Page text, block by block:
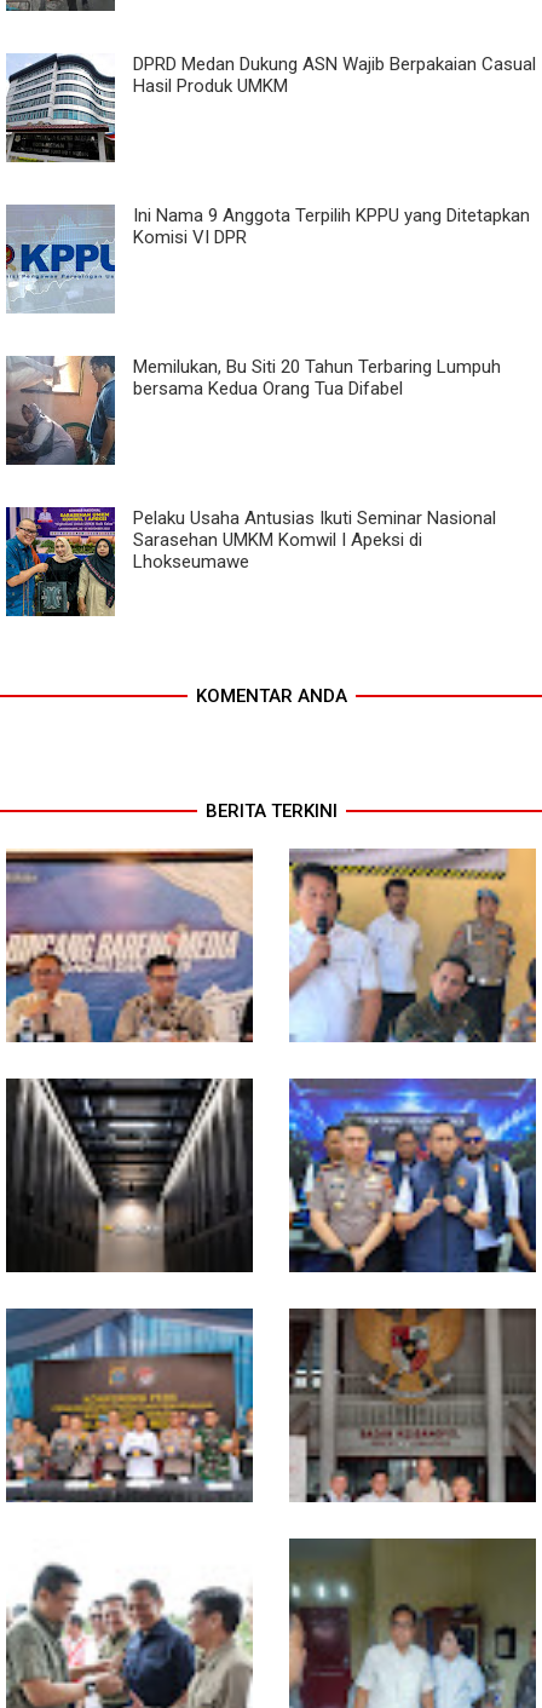
DPRD Medan Dukung ASN Wajib Berpakaian Casual
Hasil Produk UMKM
Ini Nama 9 Anggota Terpilih KPPU yang Ditetapkan
Komisi VI DPR
Memilukan, Bu Siti 20 Tahun Terbaring Lumpuh
bersama Kedua Orang Tua Difabel
Pelaku Usaha Antusias Ikuti Seminar Nasional
Sarasehan UMKM Komwil I Apeksi di
Lhokseumawe
KOMENTAR ANDA
BERITA TERKINI
Ekonomi Sumut Triwulan II
2026 berkisar 5,06 Persen, BI :
Konsumsi RT dan
Perdagangan CPO
Penyumbang Tertinggi
Polresta Deliserdang
Musnahkan 1,2 Kilo Gram
Sabu-sabu: Tiga Tersangka
Gagal Edarkan Ribuan Dosis
Narkoba
Indosat, Ooredoo Group,
Nokia, dan NVIDIA Luncurkan
Zankore by Indosat, Siap
Layani Kawasan Asia-Pasifik
dengan Platform Infrastruktur
AI Terintegerasi
Polda Sumut Bongkar Sindikat
Scamming Internasional di
Apartemen Medan, Korban
Rugi Rp6,7 Miliar
Selama 300 Hari, Polrestabes
Medan Tangkap 1.434
Tersangka Narkoba
MIO Indonesia Sumut Resmi
Daftarkan Organisasi ke
Kesbangpol, Langkah Awal
Perkuat Profesionalisme
Media Online